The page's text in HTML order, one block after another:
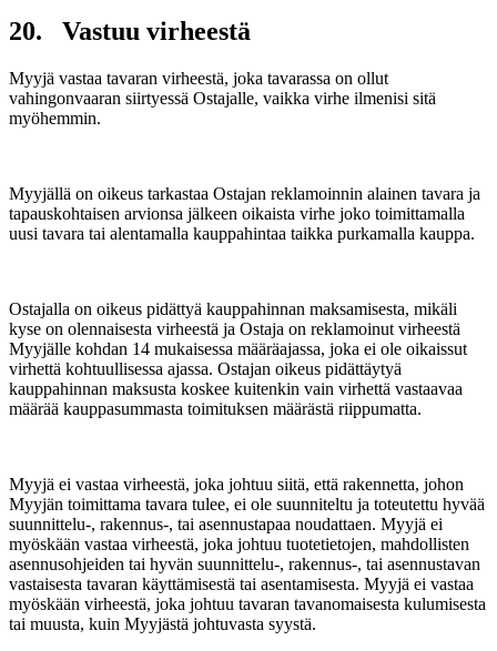
20. Vastuu virheestä
Myyjä vastaa tavaran virheestä, joka tavarassa on ollut
vahingonvaaran siirtyessä Ostajalle, vaikka virhe ilmenisi sitä
myöhemmin.
Myyjällä on oikeus tarkastaa Ostajan reklamoinnin alainen tavara ja
tapauskohtaisen arvionsa jälkeen oikaista virhe joko toimittamalla
uusi tavara tai alentamalla kauppahintaa taikka purkamalla kauppa.
Ostajalla on oikeus pidättyä kauppahinnan maksamisesta, mikäli
kyse on olennaisesta virheestä ja Ostaja on reklamoinut virheestä
Myyjälle kohdan 14 mukaisessa määräajassa, joka ei ole oikaissut
virhettä kohtuullisessa ajassa. Ostajan oikeus pidättäytyä
kauppahinnan maksusta koskee kuitenkin vain virhettä vastaavaa
määrää kauppasummasta toimituksen määrästä riippumatta.
Myyjä ei vastaa virheestä, joka johtuu siitä, että rakennetta, johon
Myyjän toimittama tavara tulee, ei ole suunniteltu ja toteutettu hyvää
suunnittelu-, rakennus-, tai asennustapaa noudattaen. Myyjä ei
myöskään vastaa virheestä, joka johtuu tuotetietojen, mahdollisten
asennusohjeiden tai hyvän suunnittelu-, rakennus-, tai asennustavan
vastaisesta tavaran käyttämisestä tai asentamisesta. Myyjä ei vastaa
myöskään virheestä, joka johtuu tavaran tavanomaisesta kulumisesta
tai muusta, kuin Myyjästä johtuvasta syystä.